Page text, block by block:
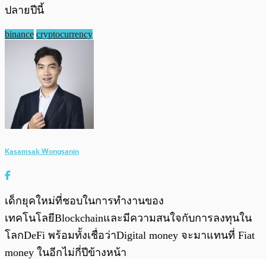
ปลายปีนี้
binance cryptocurrency
Kasamsak Wongsanin
เด็กยุคใหม่ที่ชอบในการทำงานของ
เทคโนโลยีBlockchainและมีความสนใจกับการลงทุนใน
โลกDeFi พร้อมทั้งเชื่อว่าDigital money จะมาแทนที่ Fiat
money ในอีกไม่กี่ปีข้างหน้า